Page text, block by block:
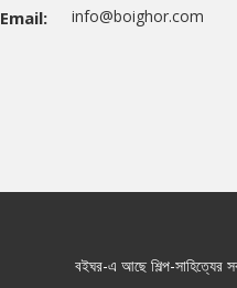
Email: info@boighor.com
বইঘর-এ আছে শিল্প-সাহিত্যের